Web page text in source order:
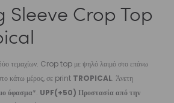
Sleeve Crop Top
τεμαχίων. Crop top με ψηλό λαιμό στο επάνω
κάτω μέρος, σε print TROPICAL. Άνετη
ύφασμα*. UPF(+50) Προστασία από την